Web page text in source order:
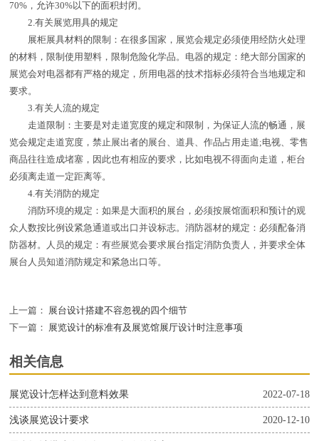
70%，允许30%以下的面积封闭。
2.有关展览用具的规定
展柜展具材料的限制：在很多国家，展览会规定必须使用经防火处理
的材料，限制使用塑料，限制危险化学品。电器的规定：绝大部分国家的
展览会对电器都有严格的规定，所用电器的技术指标必须符合当地规定和
要求。
3.有关人流的规定
走道限制：主要是对走道宽度的规定和限制，为保证人流的畅通，展
览会规定走道宽度，禁止展出者的展台、道具、作品占用走道;电视、零售
商品往往造成堵塞，因此也有相应的要求，比如电视不得面向走道，柜台
必须离走道一定距离等。
4.有关消防的规定
消防环境的规定：如果是大面积的展台，必须按展馆面积和预计的观
众人数按比例设紧急通道或出口并设标志。消防器材的规定：必须配备消
防器材。人员的规定：有些展览会要求展台指定消防负责人，并要求全体
展台人员知道消防规定和紧急出口等。
上一篇：
展台设计搭建不容忽视的四个细节
下一篇：
展览设计的标准有及展览馆展厅设计时注意事项
相关信息
2022-07-18
展览设计怎样达到意料效果
2020-12-10
浅谈展览设计要求